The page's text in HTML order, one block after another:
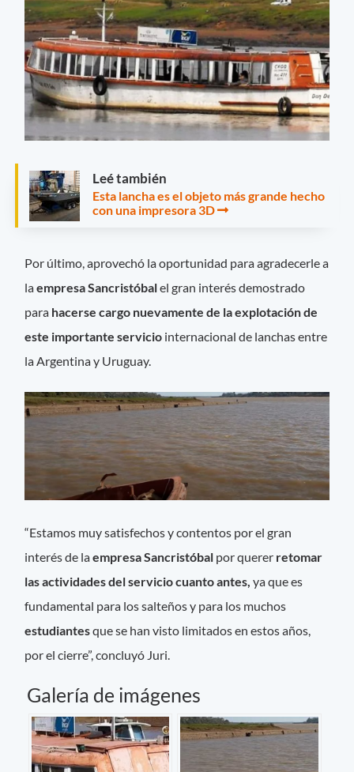
Leé también
Esta lancha es el objeto más grande hecho
con una impresora 3D
Por último, aprovechó la oportunidad para agradecerle a
laempresa Sancristóbalel gran interés demostrado
para hacerse cargo nuevamente de la explotación de
este importante servicio internacional de lanchas entre
la Argentina y Uruguay.
“Estamos muy satisfechos y contentos por el gran
interés de laempresa Sancristóbal por querer retomar
las actividades del servicio cuanto antes,ya que es
fundamental para los salteños y para los muchos
estudiantesque se han visto limitados en estos años,
por el cierre”, concluyó Juri.
Galería de imágenes